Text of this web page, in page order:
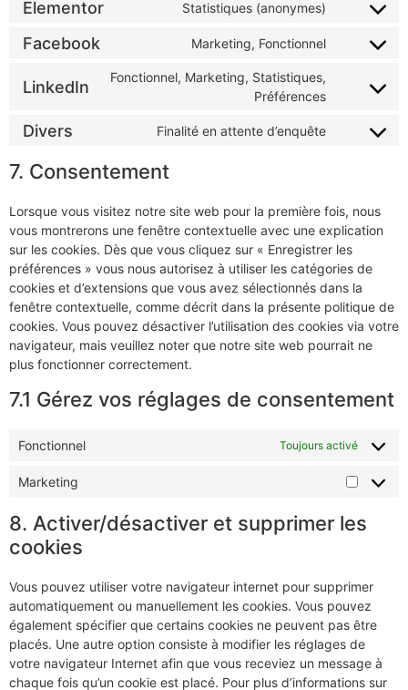
Elementor Statistiques (anonymes)
Facebook Marketing, Fonctionnel
LinkedIn
Fonctionnel, Marketing, Statistiques,
Préférences
Divers Finalité en attente d’enquête
7. Consentement
Lorsque vous visitez notre site web pour la première fois, nous
vous montrerons une fenêtre contextuelle avec une explication
sur les cookies. Dès que vous cliquez sur « Enregistrer les
préférences » vous nous autorisez à utiliser les catégories de
cookies et d’extensions que vous avez sélectionnés dans la
fenêtre contextuelle, comme décrit dans la présente politique de
cookies. Vous pouvez désactiver l’utilisation des cookies via votre
navigateur, mais veuillez noter que notre site web pourrait ne
plus fonctionner correctement.
7.1 Gérez vos réglages de consentement
Fonctionnel Toujours activé
Marketing
8. Activer/désactiver et supprimer les
cookies
Vous pouvez utiliser votre navigateur internet pour supprimer
automatiquement ou manuellement les cookies. Vous pouvez
également spécifier que certains cookies ne peuvent pas être
placés. Une autre option consiste à modifier les réglages de
votre navigateur Internet afin que vous receviez un message à
chaque fois qu’un cookie est placé. Pour plus d’informations sur